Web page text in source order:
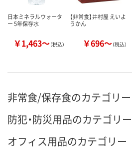
日本ミネラルウォータ
ー 5年保存水
￥1,463～（税込）
【非常食】井村屋 えいよ
うかん
￥696～（税込）
非常食/保存食のカテゴリー
防犯・防災用品のカテゴリー
オフィス用品のカテゴリー